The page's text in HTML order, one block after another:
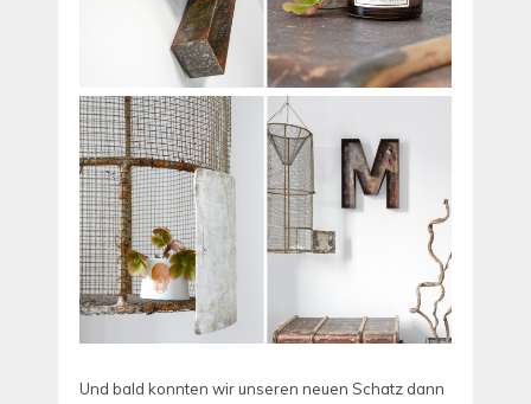
Und bald konnten wir unseren neuen Schatz dann